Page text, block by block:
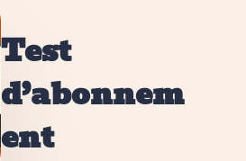
Test
d’abonnem
ent